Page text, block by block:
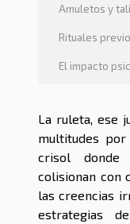
Amuletos y
Rituales
El impacto
La ruleta, ese
multitudes por
crisol
colisionan con
las creencias
estrategias